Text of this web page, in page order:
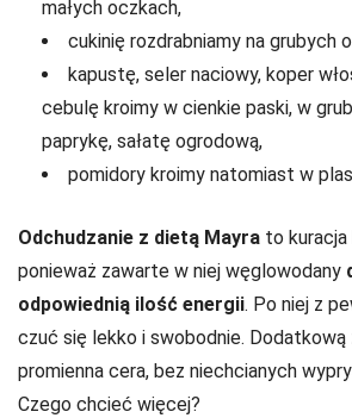
małych oczkach,
cukinię rozdrabniamy na grubych
kapustę, seler naciowy, koper
cebulę kroimy w cienkie paski, w
paprykę, sałatę ogrodową,
pomidory kroimy natomiast w
Odchudzanie z dietą Mayra to kuracja
ponieważ zawarte w niej węglowodany
odpowiednią ilość energii. Po niej z
czuć się lekko i swobodnie.
promienna cera, bez niechcianych
Czego chcieć więcej?